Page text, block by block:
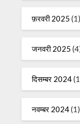
फ़रवरी 2025 (1)
जनवरी 2025
दिसम्बर 2024
नवम्बर 2024(1)